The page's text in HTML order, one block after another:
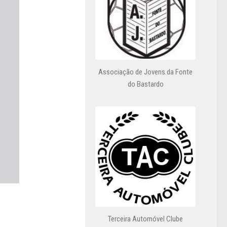
Associação de Jovens da Fonte
do Bastardo
Terceira Automóvel Clube